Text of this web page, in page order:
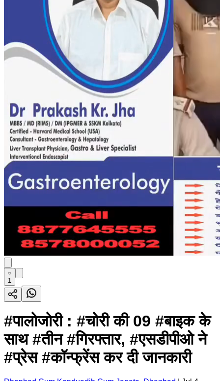
1
#पालोजोरी : #चोरी की 09 #बाइक के
साथ #तीन #गिरफ्तार, #एसडीपीओ ने
#प्रेस #कॉन्फ्रेंस कर दी जानकारी